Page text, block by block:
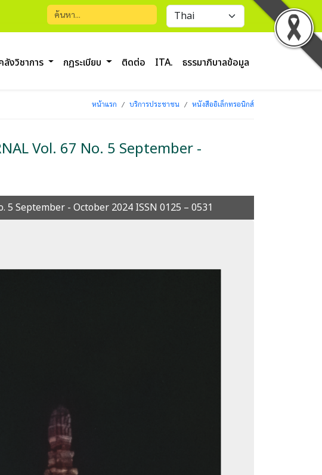
ลังวิชาการ กฏระเบียบ ติดต่อ ITA. ธรรมาภิบาลข้อมูล
หน้าแรก บริการประชาชน หนังสืออิเล็กทรอนิกส์
Vol. 67 No. 5 September -
5 September - October 2024 ISSN 0125 – 0531